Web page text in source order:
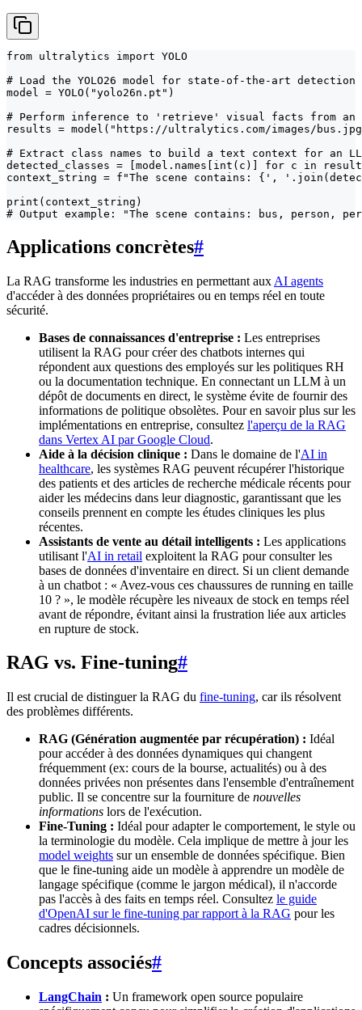
from ultralytics import YOLO
# Load the YOLO26 model for state-of-the-art detection
model = YOLO("yolo26n.pt")
# Perform inference to 'retrieve' visual facts from an
results = model("https://ultralytics.com/images/
# Extract class names to build a text context for an
detected_classes = [model.names[int(c)] for c in
context_string = f"The scene contains: {',
print(context_string)
# Output example: "The scene contains: bus, person,
Applications concrètes#
La RAG transforme les industries en permettant aux AI agents
d'accéder à des données propriétaires ou en temps réel en toute
sécurité.
Bases de connaissances d'entreprise : Les entreprises
utilisent la RAG pour créer des chatbots internes qui
répondent aux questions des employés sur les politiques RH
ou la documentation technique. En connectant un LLM à un
dépôt de documents en direct, le système évite de fournir des
informations de politique obsolètes. Pour en savoir plus sur les
implémentations en entreprise, consultez l'aperçu de la RAG
dans Vertex AI par Google Cloud.
Aide à la décision clinique : Dans le domaine de l'AI in
healthcare, les systèmes RAG peuvent récupérer l'historique
des patients et des articles de recherche médicale récents pour
aider les médecins dans leur diagnostic, garantissant que les
conseils prennent en compte les études cliniques les plus
récentes.
Assistants de vente au détail intelligents : Les applications
utilisant l'AI in retail exploitent la RAG pour consulter les
bases de données d'inventaire en direct. Si un client demande
à un chatbot : « Avez-vous ces chaussures de running en taille
10 ? », le modèle récupère les niveaux de stock en temps réel
avant de répondre, évitant ainsi la frustration liée aux articles
en rupture de stock.
RAG vs. Fine-tuning#
Il est crucial de distinguer la RAG du fine-tuning, car ils résolvent
des problèmes différents.
RAG (Génération augmentée par récupération) : Idéal
pour accéder à des données dynamiques qui changent
fréquemment (ex: cours de la bourse, actualités) ou à des
données privées non présentes dans l'ensemble d'entraînement
public. Il se concentre sur la fourniture de nouvelles
informations lors de l'exécution.
Fine-Tuning : Idéal pour adapter le comportement, le style ou
la terminologie du modèle. Cela implique de mettre à jour les
model weights sur un ensemble de données spécifique. Bien
que le fine-tuning aide un modèle à apprendre un modèle de
langage spécifique (comme le jargon médical), il n'accorde
pas l'accès à des faits en temps réel. Consultez le guide
d'OpenAI sur le fine-tuning par rapport à la RAG pour les
cadres décisionnels.
Concepts associés#
LangChain : Un framework open source populaire